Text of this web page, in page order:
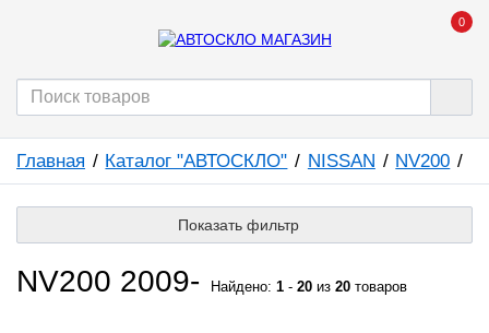
0
Главная Каталог "АВТОСКЛО" NISSAN NV200
Показать фильтр
NV200 2009- Найдено: 1 - 20 из 20 товаров